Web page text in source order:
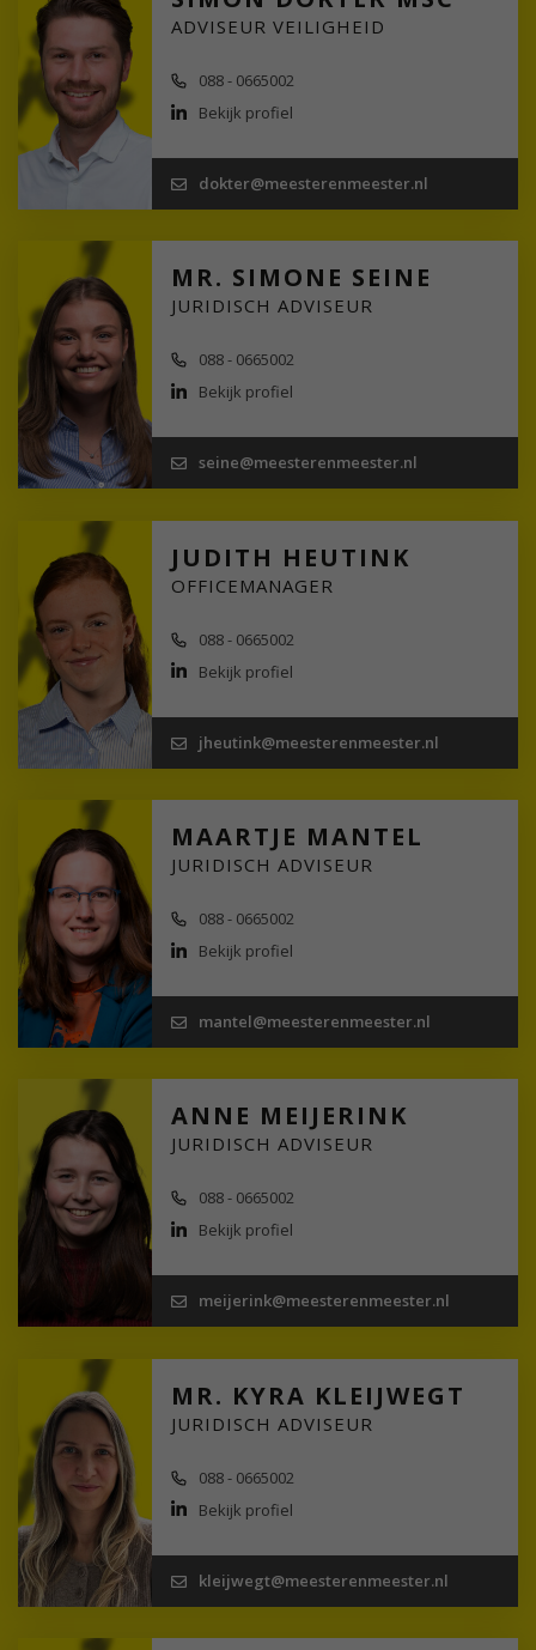
ADVISEUR VEILIGHEID
088 - 0665002
Bekijk profiel
dokter@meesterenmeester.nl
MR. SIMONE SEINE
JURIDISCH ADVISEUR
088 - 0665002
Bekijk profiel
seine@meesterenmeester.nl
JUDITH HEUTINK
OFFICEMANAGER
088 - 0665002
Bekijk profiel
jheutink@meesterenmeester.nl
MAARTJE MANTEL
JURIDISCH ADVISEUR
088 - 0665002
Bekijk profiel
mantel@meesterenmeester.nl
ANNE MEIJERINK
JURIDISCH ADVISEUR
088 - 0665002
Bekijk profiel
meijerink@meesterenmeester.nl
MR. KYRA KLEIJWEGT
JURIDISCH ADVISEUR
088 - 0665002
Bekijk profiel
kleijwegt@meesterenmeester.nl